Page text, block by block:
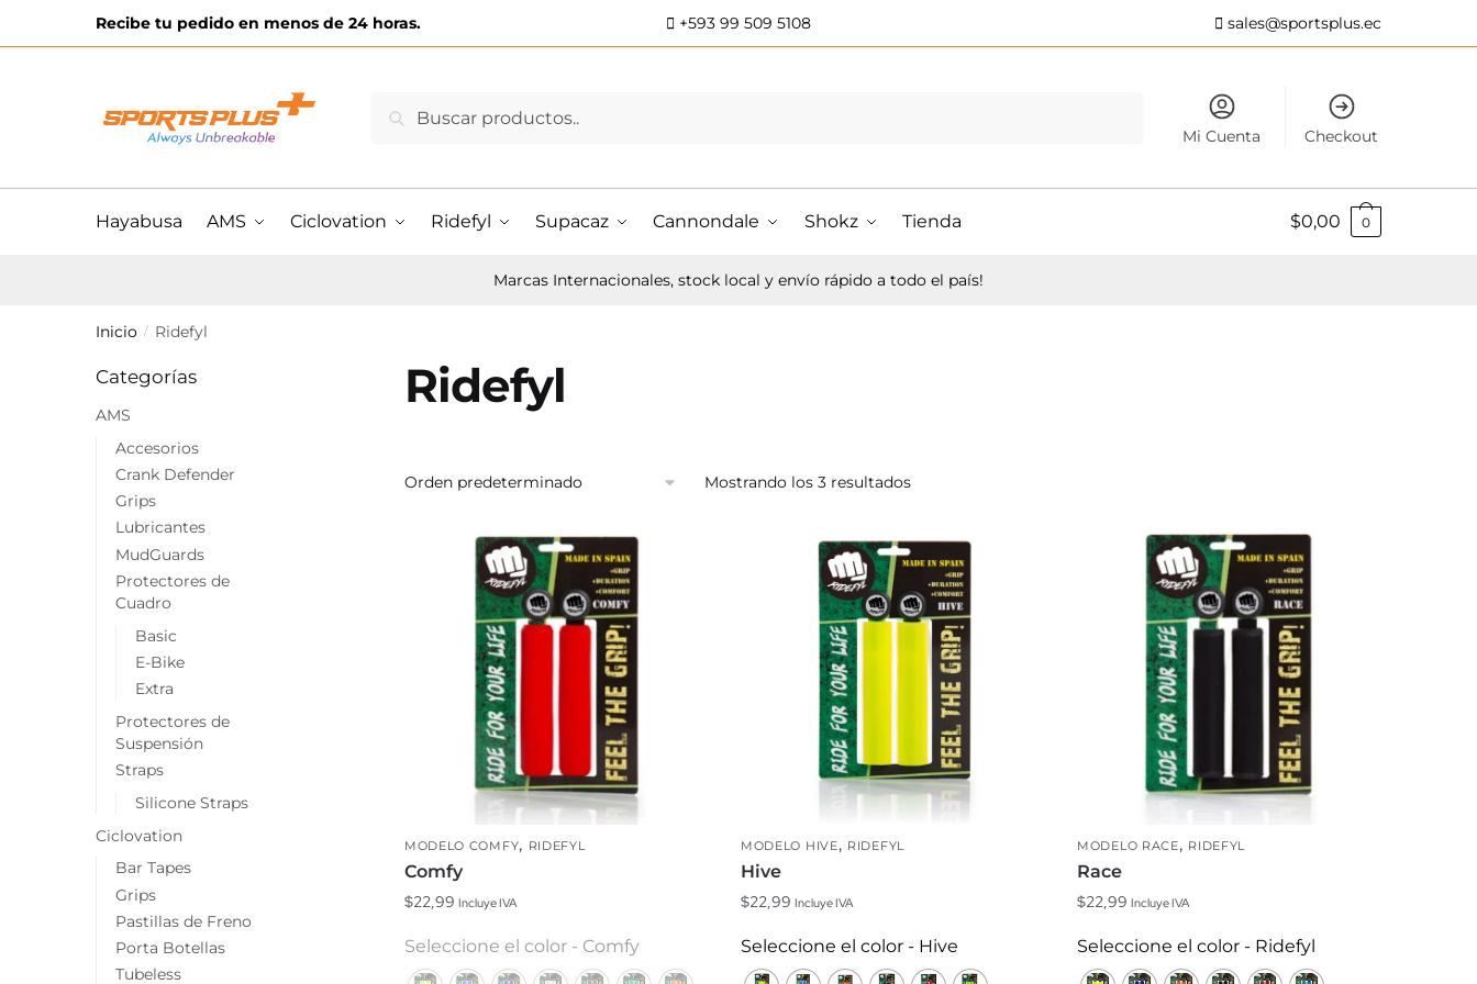
Recibe tu pedido en menos de 24 horas. +593 99 509 5108 sales@sportsplus.ec
por:
Buscar
Mi Cuenta Checkout
Hayabusa AMS Ciclovation Ridefyl Supacaz Cannondale Shokz Tienda $0,00 0
Marcas Internacionales, stock local y envío rápido a todo el país!
Inicio / Ridefyl
Ridefyl
Mostrando los 3 resultados
MODELO COMFY, RIDEFYL
Comfy
$22,99 Incluye IVA
Este
producto
Seleccione el color - Comfy
MODELO HIVE, RIDEFYL
Hive
$22,99 Incluye IVA
Este
producto
Seleccione el color - Hive
MODELO RACE, RIDEFYL
Race
$22,99 Incluye IVA
Este
producto
Seleccione el color - Ridefyl
Categorías
AMS
Accesorios
Crank Defender
Grips
Lubricantes
MudGuards
Protectores de
Cuadro
Basic
E-Bike
Extra
Protectores de
Suspensión
Straps
Silicone Straps
Ciclovation
Bar Tapes
Grips
Pastillas de Freno
Porta Botellas
Tubeless